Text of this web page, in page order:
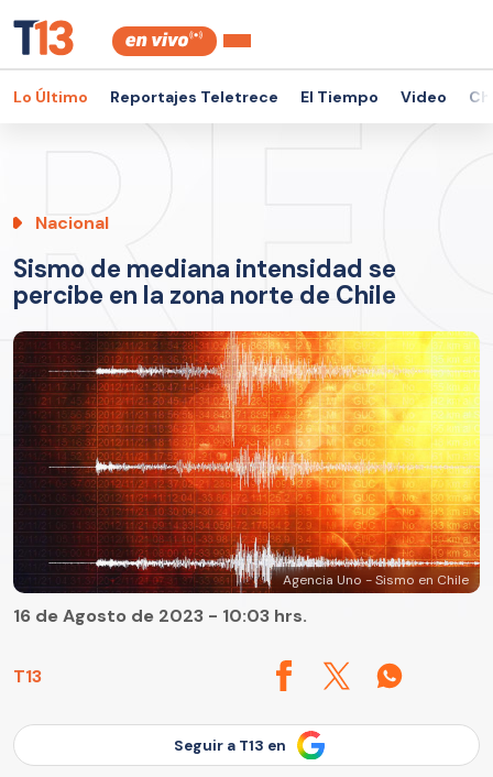
Lo Último Reportajes Teletrece El Tiempo Video
Nacional
Sismo de mediana intensidad se
percibe en la zona norte de Chile
Agencia Uno - Sismo en Chile
T13
16 de Agosto de 2023 - 10:03 hrs.
Seguir a T13 en